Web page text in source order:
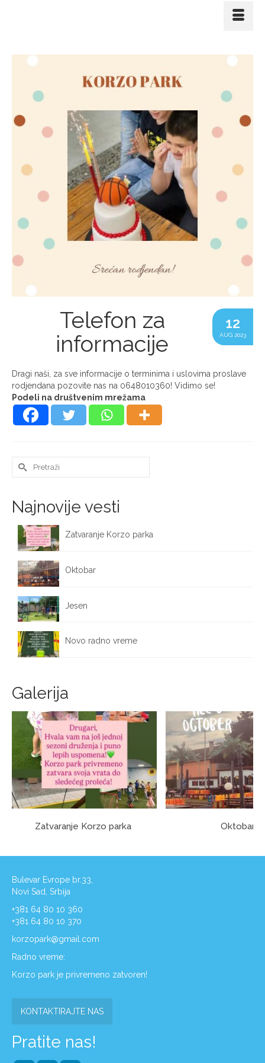
12
AUG 2023
Telefon za
informacije
Dragi naši, za sve informacije o terminima i uslovima proslave
rodjendana pozovite nas na 0648010360! Vidimo se!
Podeli na društvenim mrežama
Search
for:
Najnovije vesti
Zatvaranje Korzo parka
Oktobar
Jesen
Novo radno vreme
Galerija
Zatvaranje Korzo parka Oktobar
Bulevar Evrope br.33,
Novi Sad, Srbija
+381 64 80 10 360
+381 64 80 10 370
korzopark@gmail.com
Radno vreme:
Korzo park je privremeno zatvoren!
KONTAKTIRAJTE NAS
Pratite nas!